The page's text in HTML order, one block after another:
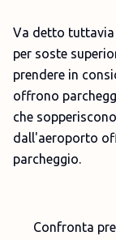
Va detto tuttavia
per soste
prendere in
offrono
che
dall'aeroporto
parcheggio.
Confronta